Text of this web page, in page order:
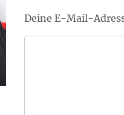
Deine E-Mail-